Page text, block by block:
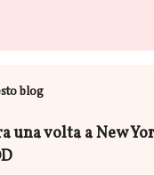
blog
una volta a New